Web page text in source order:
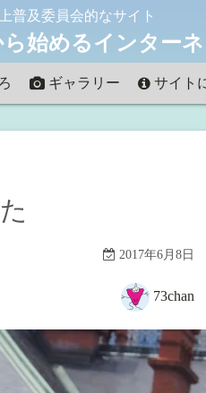
普及委員会的なサイト
始めるインターネ
ギャラリー サイト
2017年6月8日
73chan